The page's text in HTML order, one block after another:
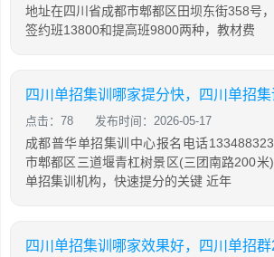
地址在四川省成都市郫都区田坝东街358号
签约班13800和提高班9800两种，教材费
四川单招集训哪家提分快，四川单招
点击：78 发布时间：2026-05-17
成都普华单招集训中心报名电话
市郫都区三道堰青杠树景区(三团南路200米
单招集训机构，快速提分的关键 近年
四川单招集训哪家效果好，四川单招群